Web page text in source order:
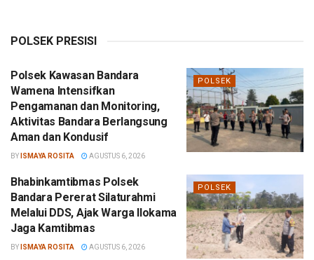
POLSEK PRESISI
POLSEK
Polsek Kawasan Bandara
Wamena Intensifkan
Pengamanan dan Monitoring,
Aktivitas Bandara Berlangsung
Aman dan Kondusif
BY ISMAYA ROSITA AGUSTUS 6, 2026
POLSEK
Bhabinkamtibmas Polsek
Bandara Pererat Silaturahmi
Melalui DDS, Ajak Warga Ilokama
Jaga Kamtibmas
BY ISMAYA ROSITA AGUSTUS 6, 2026